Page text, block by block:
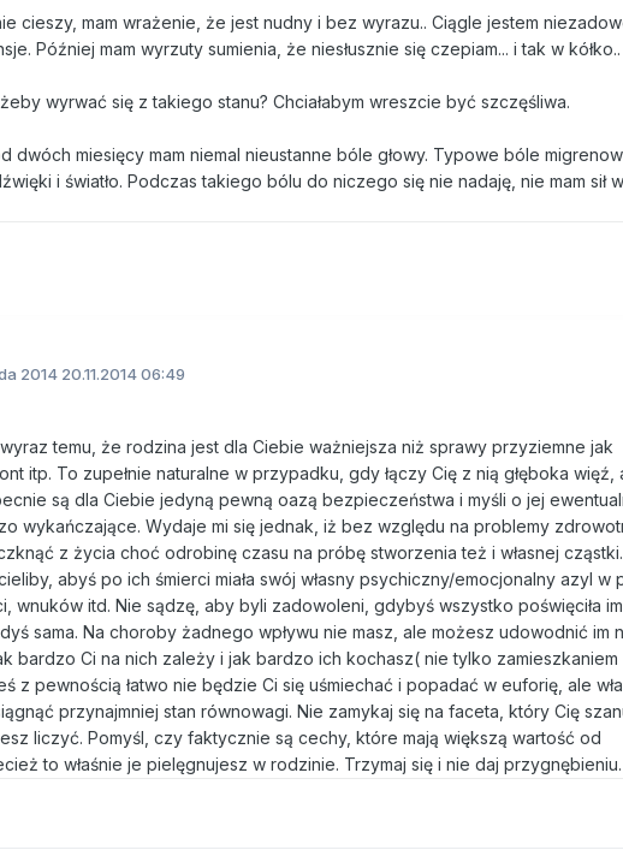
cieszy, mam wrażenie, że jest nudny i bez wyrazu.. Ciągle jestem
Później mam wyrzuty sumienia, że niesłusznie się czepiam... i tak w kółko..
wyrwać się z takiego stanu? Chciałabym wreszcie być szczęśliwa.
dwóch miesięcy mam niemal nieustanne bóle głowy. Typowe bóle
i światło. Podczas takiego bólu do niczego się nie nadaję, nie mam sił
2014 20.11.2014 06:49
temu, że rodzina jest dla Ciebie ważniejsza niż sprawy przyziemne jak
itp. To zupełnie naturalne w przypadku, gdy łączy Cię z nią głęboka więź,
są dla Ciebie jedyną pewną oazą bezpieczeństwa i myśli o jej
wykańczające. Wydaje mi się jednak, iż bez względu na problemy
z życia choć odrobinę czasu na próbę stworzenia też i własnej
abyś po ich śmierci miała swój własny psychiczny/emocjonalny azyl w
wnuków itd. Nie sądzę, aby byli zadowoleni, gdybyś wszystko poświęciła
sama. Na choroby żadnego wpływu nie masz, ale możesz udowodnić im
bardzo Ci na nich zależy i jak bardzo ich kochasz( nie tylko zamieszkaniem
z pewnością łatwo nie będzie Ci się uśmiechać i popadać w euforię, ale
przynajmniej stan równowagi. Nie zamykaj się na faceta, który Cię
liczyć. Pomyśl, czy faktycznie są cechy, które mają większą wartość od
to właśnie je pielęgnujesz w rodzinie. Trzymaj się i nie daj przygnębieniu.